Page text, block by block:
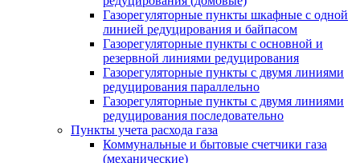
Газорегуляторные пункты шкафные с одной
линией редуцирования и байпасом
Газорегуляторные пункты с основной и
резервной линиями редуцирования
Газорегуляторные пункты с двумя линиями
редуцирования параллельно
Газорегуляторные пункты с двумя линиями
редуцирования последовательно
Пункты учета расхода газа
Коммунальные и бытовые счетчики газа
(механические)